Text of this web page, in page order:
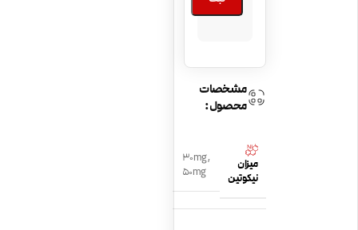
مشخصات
محصول:
میزان
نیکوتین
30mg,
50mg